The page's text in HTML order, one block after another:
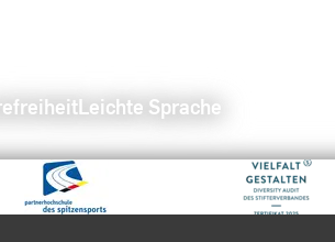
Leichte Sprache